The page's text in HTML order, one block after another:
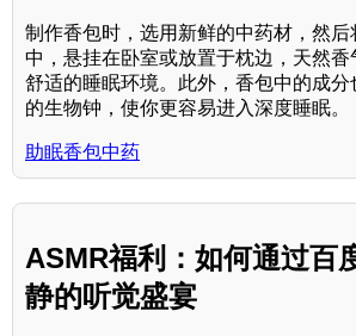
制作香包时，选用新鲜的中药材，然后
中，悬挂在卧室或放置于枕边，天然香
舒适的睡眠环境。此外，香包中的成
的生物钟，使你更容易进入深度睡眠。
助眠香包中药
ASMR福利：如何通过百
静的听觉盛宴